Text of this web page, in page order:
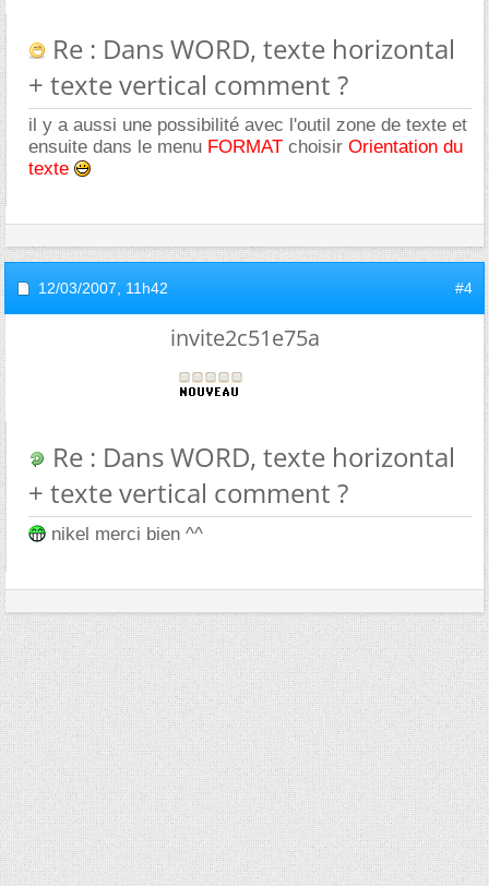
Re : Dans WORD, texte horizontal
+ texte vertical comment ?
il y a aussi une possibilité avec l'outil zone de texte et
ensuite dans le menu FORMAT choisir Orientation du
texte
12/03/2007, 11h42 #4
invite2c51e75a
Re : Dans WORD, texte horizontal
+ texte vertical comment ?
nikel merci bien ^^